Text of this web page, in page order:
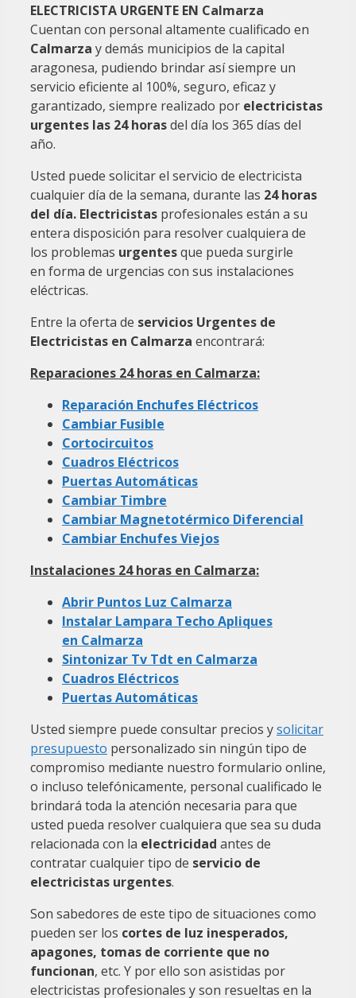
ELECTRICISTA URGENTE EN Calmarza
Cuentan con personal altamente cualificado en
Calmarza y demás municipios de la capital
aragonesa, pudiendo brindar así siempre un
servicio eficiente al 100%, seguro, eficaz y
garantizado, siempre realizado por electricistas
urgentes las 24 horasdel día los 365 días del
año.
Usted puede solicitar el servicio de electricista
cualquier día de la semana, durante las 24 horas
del día. Electricistas profesionales están a su
entera disposición para resolver cualquiera de
los problemas urgentesque pueda surgirle
en forma de urgencias con sus instalaciones
eléctricas.
Entre la oferta de servicios Urgentes de
Electricistas en Calmarza encontrará:
Reparaciones 24 horas en Calmarza:
Reparación Enchufes Eléctricos
Cambiar Fusible
Cortocircuitos
Cuadros Eléctricos
Puertas Automáticas
Cambiar Timbre
Cambiar Magnetotérmico Diferencial
Cambiar Enchufes Viejos
Instalaciones 24 horas en Calmarza:
Abrir Puntos Luz Calmarza
Instalar Lampara Techo Apliques
en Calmarza
Sintonizar Tv Tdt en Calmarza
Cuadros Eléctricos
Puertas Automáticas
Usted siempre puede consultar precios ysolicitar
presupuesto personalizado sin ningún tipo de
compromiso mediante nuestro formulario online,
o incluso telefónicamente, personal cualificado le
brindará toda la atención necesaria para que
usted pueda resolver cualquiera que sea su duda
relacionada con la electricidad antes de
contratar cualquier tipo de servicio de
electricistas urgentes.
Son sabedores de este tipo de situaciones como
pueden ser los cortes de luz inesperados,
apagones, tomas de corriente que no
funcionan, etc. Y por ello son asistidas por
electricistas profesionales y son resueltas en la